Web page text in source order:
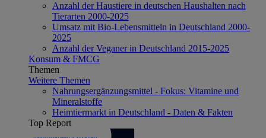
Anzahl der Haustiere in deutschen Haushalten nach
Tierarten 2000-2025
Umsatz mit Bio-Lebensmitteln in Deutschland 2000-
2025
Anzahl der Veganer in Deutschland 2015-2025
Konsum & FMCG
Themen
Weitere Themen
Nahrungsergänzungsmittel - Fokus: Vitamine und
Mineralstoffe
Heimtiermarkt in Deutschland - Daten & Fakten
Top Report